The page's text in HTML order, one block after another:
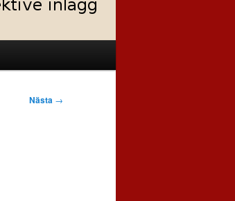
Nästa →